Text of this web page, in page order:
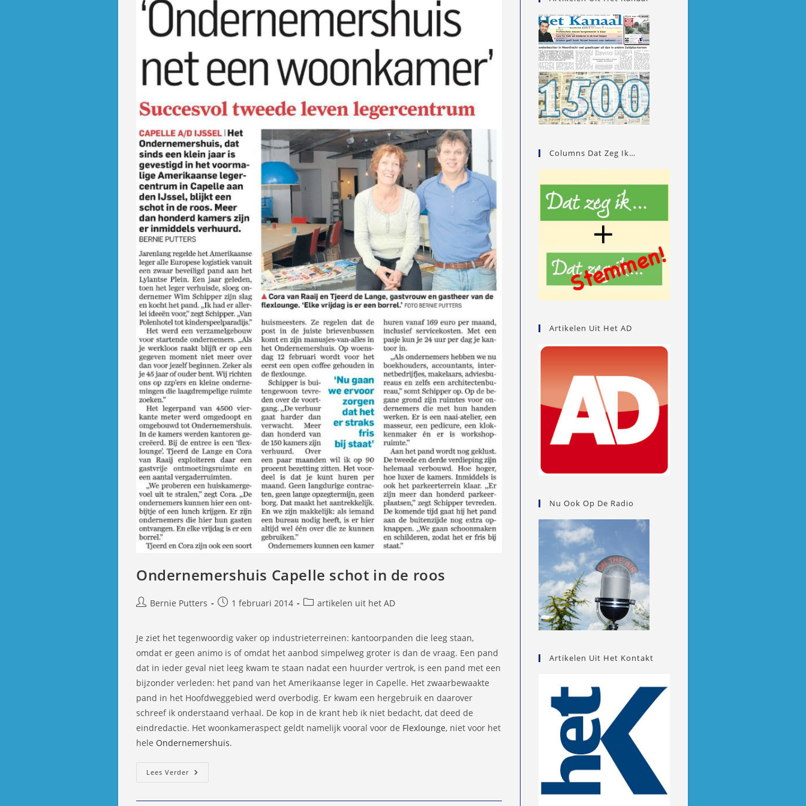
Ondernemershuis Capelle schot in de roos
BerichtBernie Putters
Bericht1 februari 2014 Berichtcategorie:
artikelen uit het AD
Je ziet het tegenwoordig vaker op industrieterreinen: kantoorpanden die leeg staan,
omdat er geen animo is of omdat het aanbod simpelweg groter is dan de vraag. Een pand
dat in ieder geval niet leeg kwam te staan nadat een huurder vertrok, is een pand met een
bijzonder verleden: het pand van het Amerikaanse leger in Capelle. Het zwaarbewaakte
pand in het Hoofdweggebied werd overbodig. Er kwam een hergebruik en daarover
schreef ik onderstaand verhaal. De kop in de krant heb ik niet bedacht, dat deed de
eindredactie. Het woonkameraspect geldt namelijk vooral voor de Flexlounge, niet voor het
hele Ondernemershuis.
Lees VerderOndernemershuis
Columns Dat Zeg Ik…
Artikelen Uit Het AD
Nu Ook Op De Radio
Artikelen Uit Het Kontakt